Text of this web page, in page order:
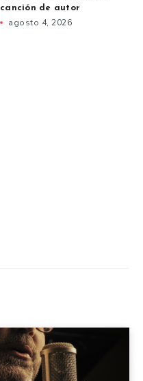
canción de autor
agosto 4, 2026